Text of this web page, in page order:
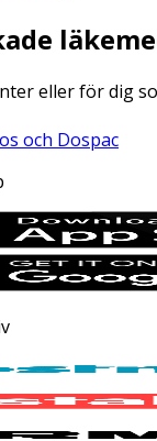
eller för dig
och Dospac